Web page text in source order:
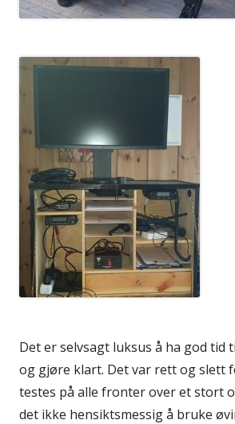
Det er selvsagt luksus å ha god tid
og gjøre klart. Det var rett og slett
testes på alle fronter over et stort
det ikke hensiktsmessig å bruke